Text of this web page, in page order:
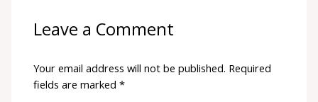
Leave a Comment
Your email address will not be published. Required
fields are marked*